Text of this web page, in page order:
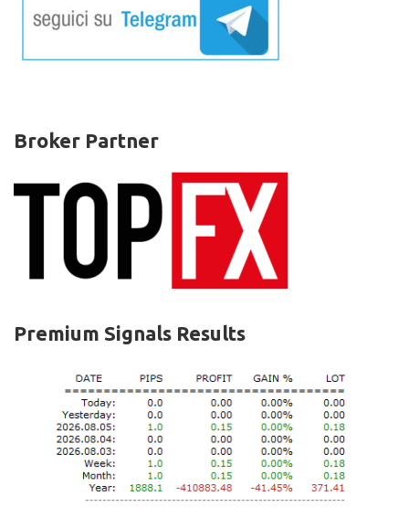
Altcoin
News
Broker Partner
Premium Signals Results